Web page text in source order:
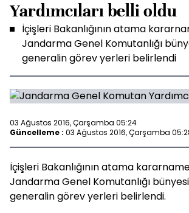
Yardımcıları belli oldu
İçişleri Bakanlığının atama
Jandarma Genel Komutanlığı
generalin görev yerleri belirlendi
03 Ağustos 2016, Çarşamba 05:24
Güncelleme : 03 Ağustos 2016, Çarşamba
İçişleri Bakanlığının atama
Jandarma Genel Komutanlığı
generalin görev yerleri belirlendi.